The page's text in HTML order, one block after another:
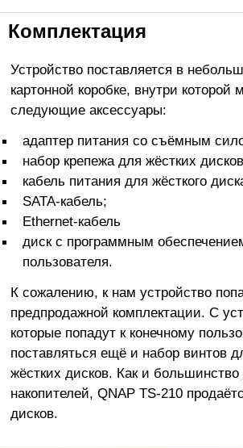
Комплектация
Устройство поставляется в
картонной коробке, внутри
следующие аксессуары:
адаптер питания со съёмным
набор крепежа для жёстких
кабель питания для жёсткого
SATA-кабель;
Ethernet-кабель
диск с программным
пользователя.
К сожалению, к нам устройство
предпродажной комплектации. С
которые попадут к конечному
поставляться ещё и набор винтов
жёстких дисков. Как и большинство
накопителей, QNAP TS-210
дисков.